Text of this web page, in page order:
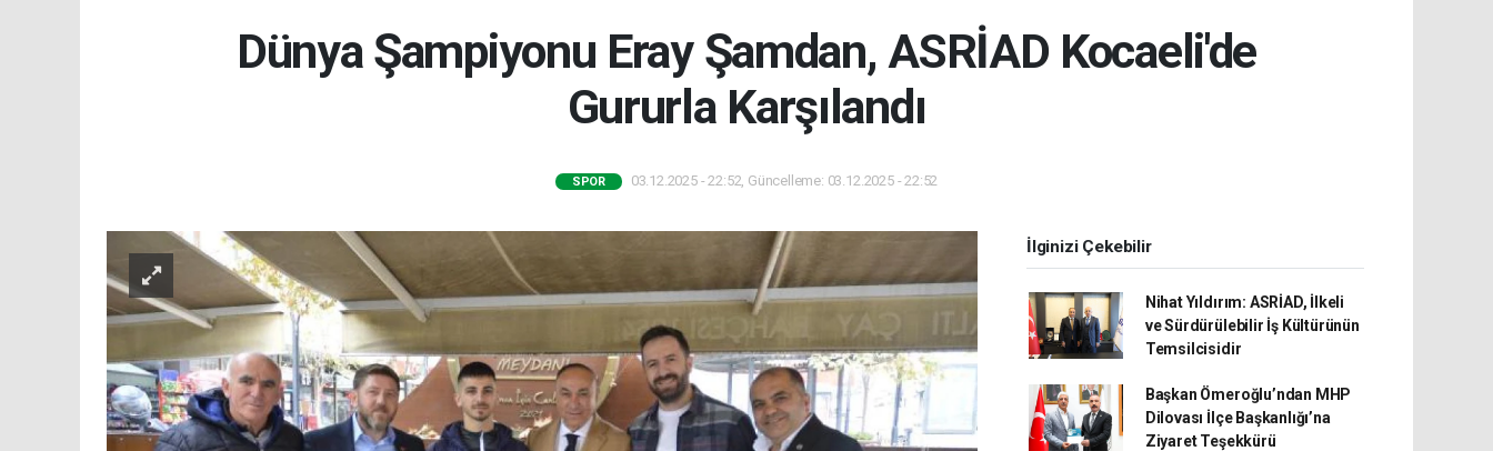
Dünya Şampiyonu Eray Şamdan, ASRİAD Kocaeli'de
Gururla Karşılandı
SPOR 03.12.2025 - 22:52, Güncelleme: 03.12.2025 - 22:52
İlginizi Çekebilir
Nihat Yıldırım: ASRİAD, İlkeli
ve Sürdürülebilir İş Kültürünün
Temsilcisidir
Başkan Ömeroğlu’ndan MHP
Dilovası İlçe Başkanlığı’na
Ziyaret Teşekkürü